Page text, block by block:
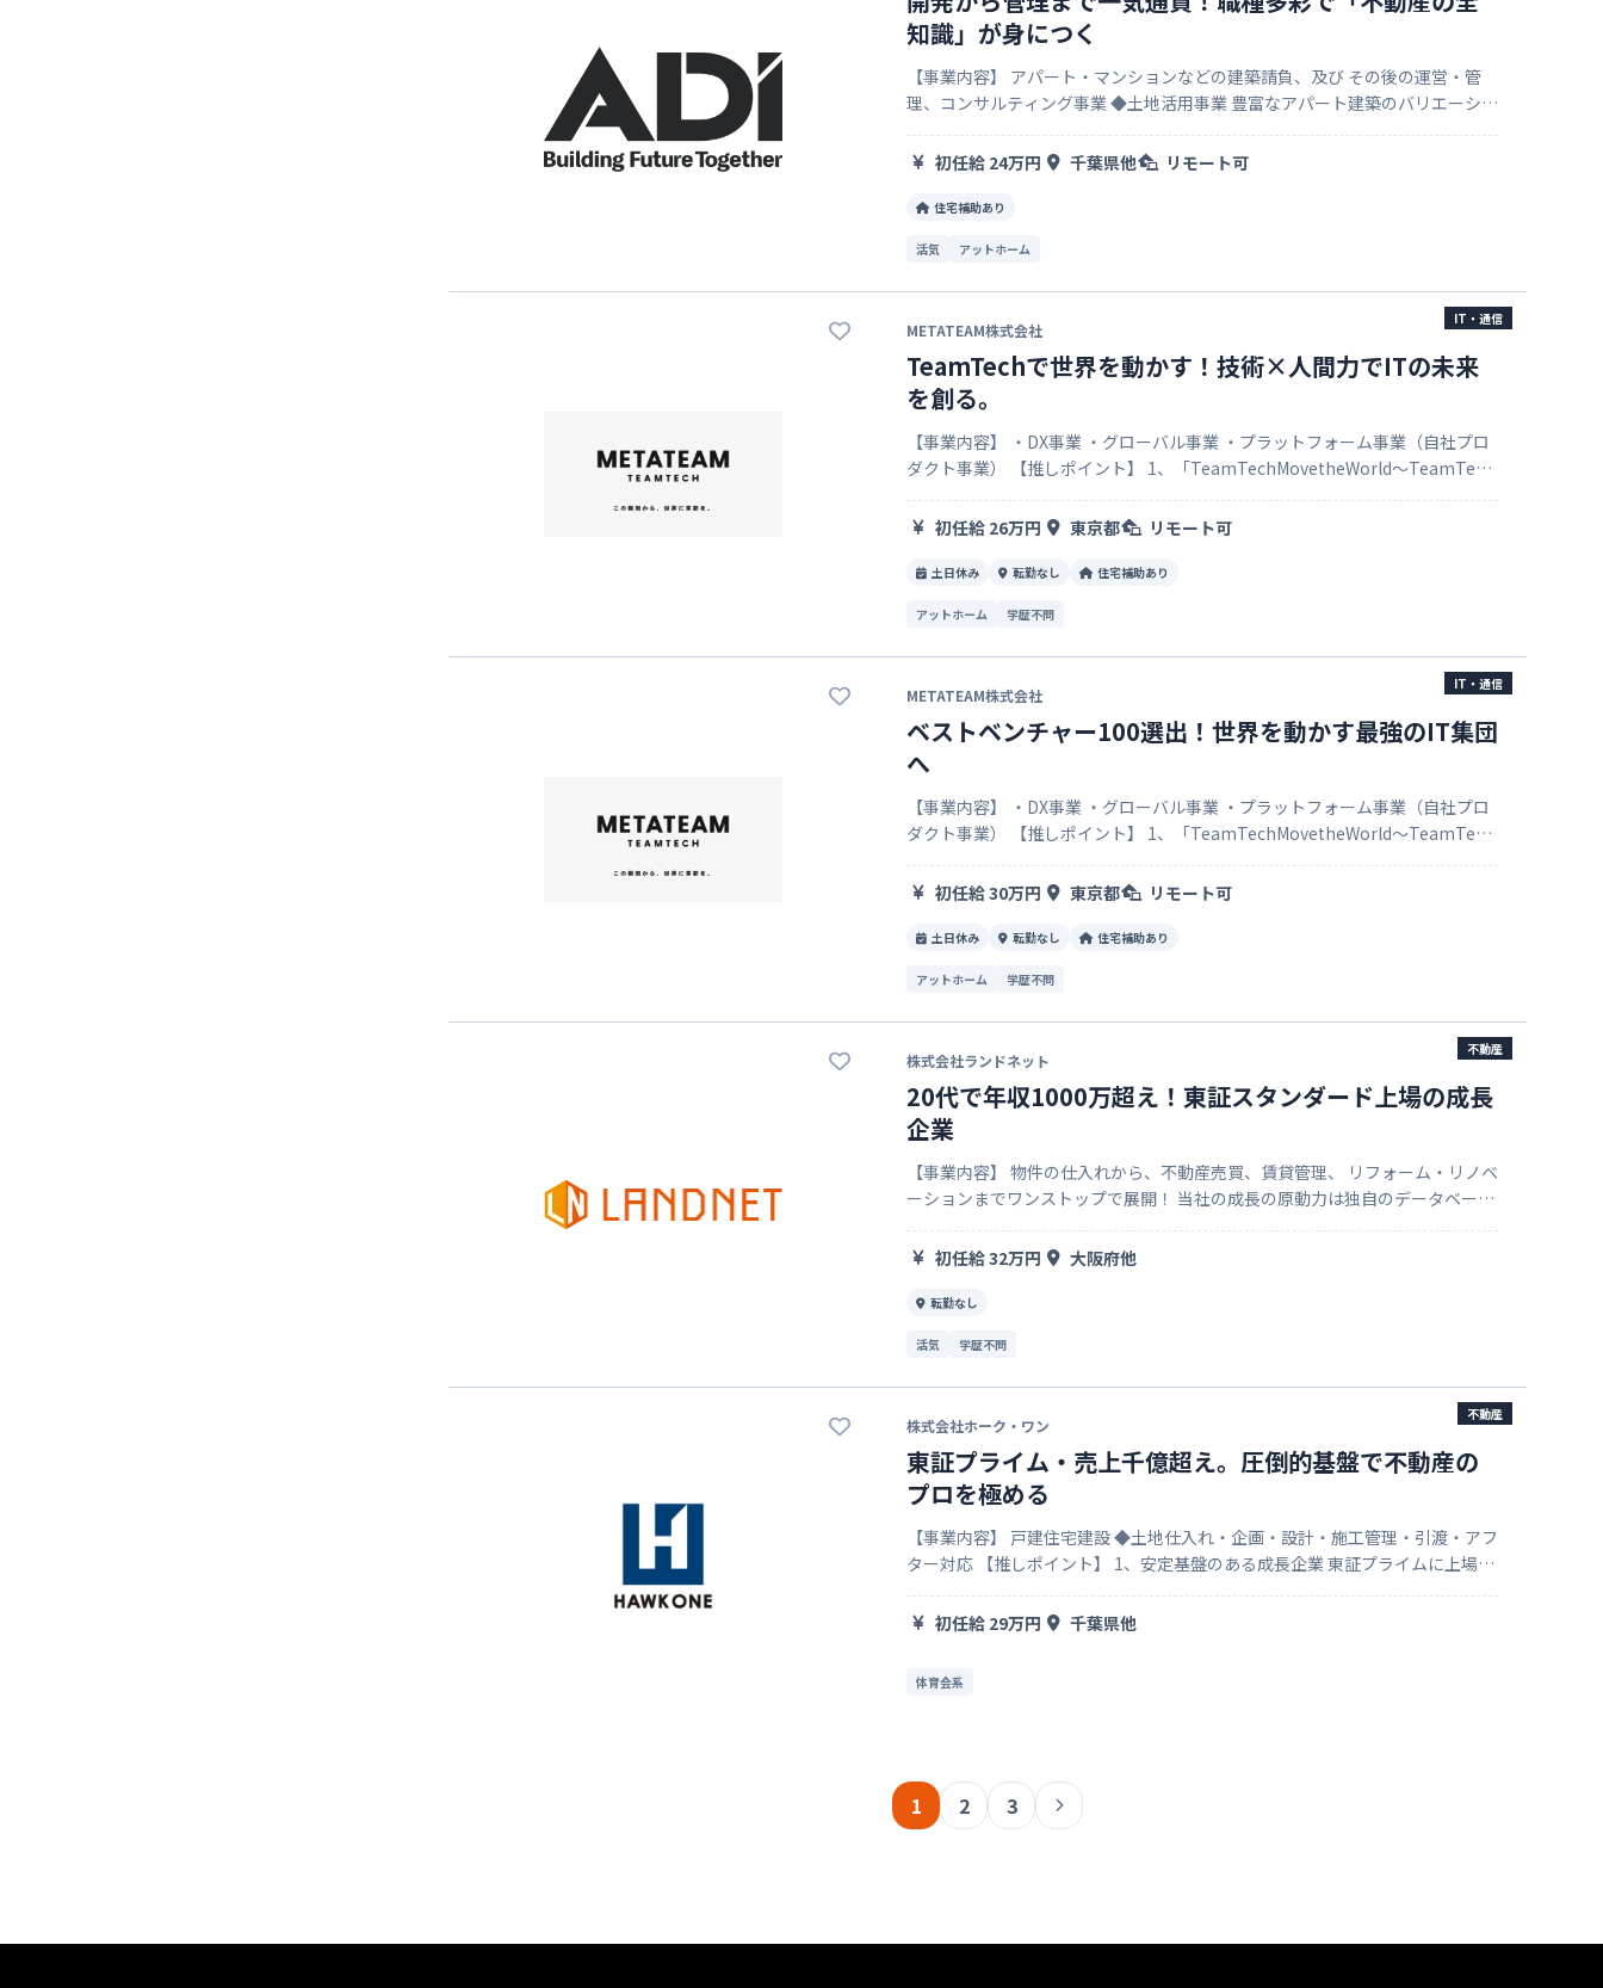
知識」が身につく
【事業内容】 アパート・マンションなどの建築請負、及び その後の運営・管
理、コンサルティング事業 ◆土地活用事業 豊富なアパート建築のバリエーショ
ンの中から最適なプランを長期計画とともにご提案します。 資産形成から相続
対策までお客様の未…
初任給 24万円 千葉県他 リモート可
住宅補助あり
活気 アットホーム
IT・通信
METATEAM株式会社
TeamTechで世界を動かす！技術×人間力でITの未来
を創る。
【事業内容】 ・DX事業 ・グローバル事業 ・プラットフォーム事業（自社プロ
ダクト事業） 【推しポイント】 1、「TeamTechMovetheWorld～TeamTech
で世界を動かす～」というミッション！ 代表は早稲田…
初任給 26万円
東京都 リモート可
土日休み 転勤なし 住宅補助あり
アットホーム 学歴不問
IT・通信
METATEAM株式会社
ベストベンチャー100選出！世界を動かす最強のIT集団
へ
【事業内容】 ・DX事業 ・グローバル事業 ・プラットフォーム事業（自社プロ
ダクト事業） 【推しポイント】 1、「TeamTechMovetheWorld～TeamTech
で世界を動かす～」というミッション！ 代表は早稲田…
初任給 30万円
東京都 リモート可
土日休み 転勤なし 住宅補助あり
アットホーム 学歴不問
不動産
株式会社ランドネット
20代で年収1000万超え！東証スタンダード上場の成長
企業
【事業内容】 物件の仕入れから、不動産売買、賃貸管理、 リフォーム・リノベ
ーションまでワンストップで展開！ 当社の成長の原動力は独自のデータベース
をはじめ、 ARやVR、AIの活用や、オリジナルアプリ開発など先進的な チャレ
ンジを推進。今…
初任給 32万円 大阪府他
転勤なし
活気 学歴不問
不動産
株式会社ホーク・ワン
東証プライム・売上千億超え。圧倒的基盤で不動産の
プロを極める
【事業内容】 戸建住宅建設 ◆土地仕入れ・企画・設計・施工管理・引渡・アフ
ター対応 【推しポイント】 1、安定基盤のある成長企業 東証プライムに上場す
るオープンハウスグループに所属。 安定している基盤があるからこそ変化を恐
れず大きなチャ…
初任給 29万円 千葉県他
体育会系
1 2 3